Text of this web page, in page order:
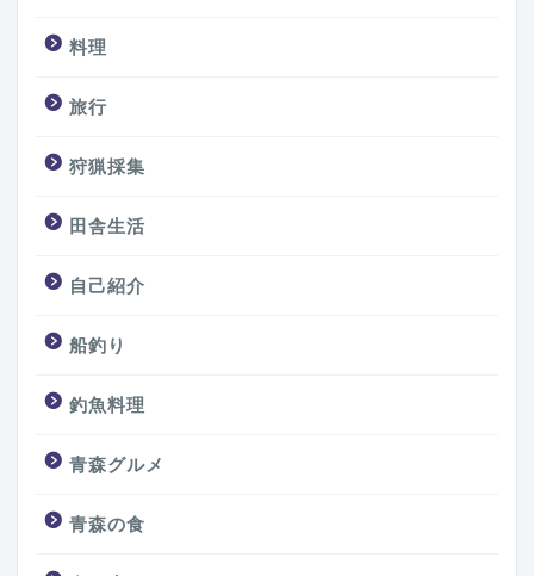
料理
旅行
狩猟採集
田舎生活
自己紹介
船釣り
釣魚料理
青森グルメ
青森の食